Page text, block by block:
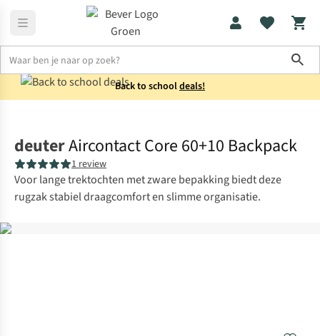
Back to schooldeals!
deuterAircontact Core 60+10 Backpack
1 review
Voor lange trektochten met zware bepakking biedt deze
rugzak stabiel draagcomfort en slimme organisatie.